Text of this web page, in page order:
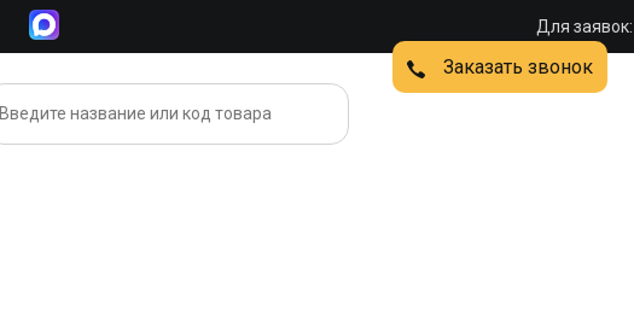
Для заявок:
Заказать звонок